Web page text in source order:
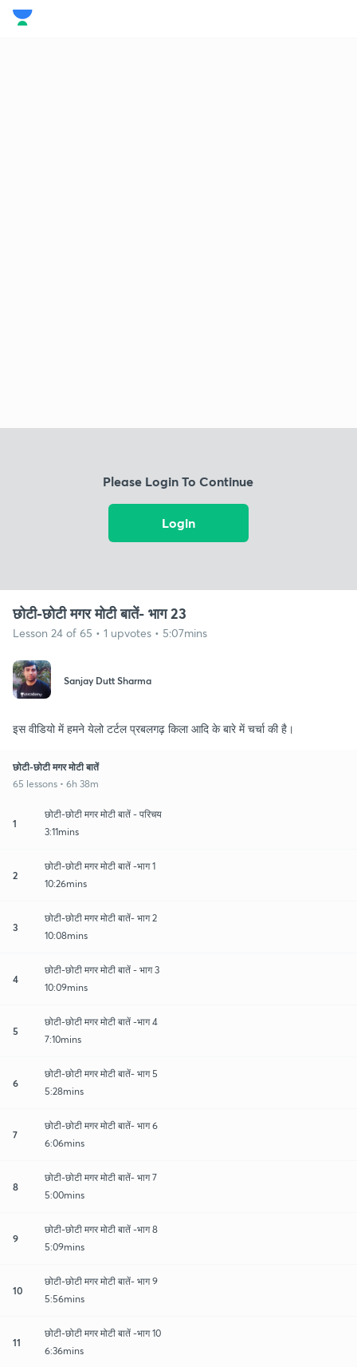
Please Login To Continue
Login
छोटी-छोटी मगर मोटी बातें- भाग 23
Lesson 24 of 65 • 1 upvotes • 5:07mins
Sanjay Dutt Sharma
इस वीडियो में हमने येलो टर्टल प्रबलगढ़ किला आदि के बारे में चर्चा की है।
छोटी-छोटी मगर मोटी बातें
65 lessons • 6h 38m
1
छोटी-छोटी मगर मोटी बातें - परिचय
3:11mins
2
छोटी-छोटी मगर मोटी बातें -भाग 1
10:26mins
3
छोटी-छोटी मगर मोटी बातें- भाग 2
10:08mins
4
छोटी-छोटी मगर मोटी बातें - भाग 3
10:09mins
5
छोटी-छोटी मगर मोटी बातें -भाग 4
7:10mins
6
छोटी-छोटी मगर मोटी बातें- भाग 5
5:28mins
7
छोटी-छोटी मगर मोटी बातें- भाग 6
6:06mins
8
छोटी-छोटी मगर मोटी बातें- भाग 7
5:00mins
9
छोटी-छोटी मगर मोटी बातें -भाग 8
5:09mins
10
छोटी-छोटी मगर मोटी बातें- भाग 9
5:56mins
11
छोटी-छोटी मगर मोटी बातें -भाग 10
6:36mins